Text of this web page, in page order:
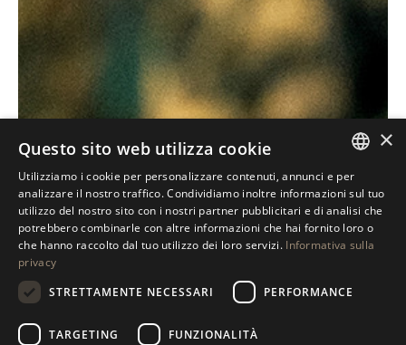
ITALIAN
ENGLISH
SPANISH
×
Questo sito web utilizza cookie
Utilizziamo i cookie per personalizzare contenuti, annunci e per
analizzare il nostro traffico. Condividiamo inoltre informazioni sul tuo
utilizzo del nostro sito con i nostri partner pubblicitari e di analisi che
potrebbero combinarle con altre informazioni che hai fornito loro o
che hanno raccolto dal tuo utilizzo dei loro servizi. Informativa sulla
privacy
STRETTAMENTE NECESSARI
PERFORMANCE
TARGETING FUNZIONALITÀ